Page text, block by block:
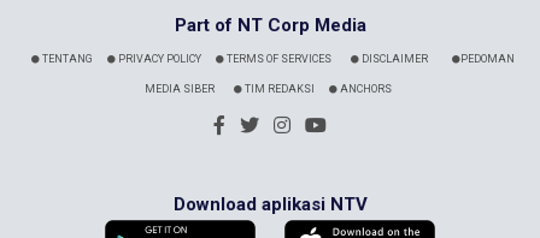
Part of NT Corp Media
TENTANG PRIVACY POLICY TERMS OF SERVICES DISCLAIMER PEDOMAN
MEDIA SIBER TIM REDAKSI ANCHORS
Download aplikasi NTV